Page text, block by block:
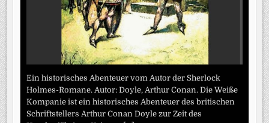
Ein historisches Abenteuer vom Autor der Sherlock
Holmes-Romane. Autor: Doyle, Arthur Conan. Die Weiße
Kompanie ist ein historisches Abenteuer des britischen
Schriftstellers Arthur Conan Doyle zur Zeit des